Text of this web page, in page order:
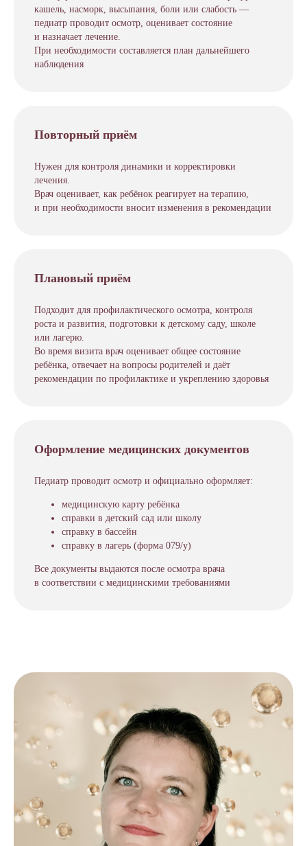
кашель, насморк, высыпания, боли или слабость —
педиатр проводит осмотр, оценивает состояние
и назначает лечение.
При необходимости составляется план дальнейшего
наблюдения
Повторный приём
Нужен для контроля динамики и корректировки
лечения.
Врач оценивает, как ребёнок реагирует на терапию,
и при необходимости вносит изменения в рекомендации
Плановый приём
Подходит для профилактического осмотра, контроля
роста и развития, подготовки к детскому саду, школе
или лагерю.
Во время визита врач оценивает общее состояние
ребёнка, отвечает на вопросы родителей и даёт
рекомендации по профилактике и укреплению здоровья
Оформление медицинских документов
Педиатр проводит осмотр и официально оформляет:
медицинскую карту ребёнка
справки в детский сад или школу
справку в бассейн
справку в лагерь (форма 079/у)
Все документы выдаются после осмотра врача
в соответствии с медицинскими требованиями